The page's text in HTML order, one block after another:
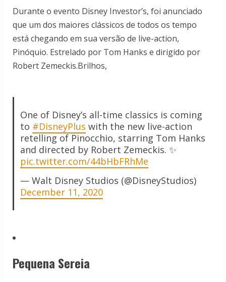
Durante o evento Disney Investor’s, foi anunciado
que um dos maiores clássicos de todos os tempo
está chegando em sua versão de live-action,
Pinóquio. Estrelado por Tom Hanks e dirigido por
Robert Zemeckis.Brilhos,
One of Disney’s all-time classics is coming
to #DisneyPlus with the new live-action
retelling of Pinocchio, starring Tom Hanks
and directed by Robert Zemeckis. ✨
pic.twitter.com/44bHbFRhMe
— Walt Disney Studios (@DisneyStudios)
December 11, 2020
Pequena Sereia